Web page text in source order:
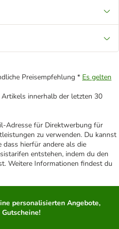
Preisempfehlung * Es gelten
innerhalb der letzten 30
Adresse für Direktwerbung für
zu verwenden. Du kannst
dass hierfür andere als die
entstehen, indem du den
Weitere Informationen findest du
personalisierten Angebote,